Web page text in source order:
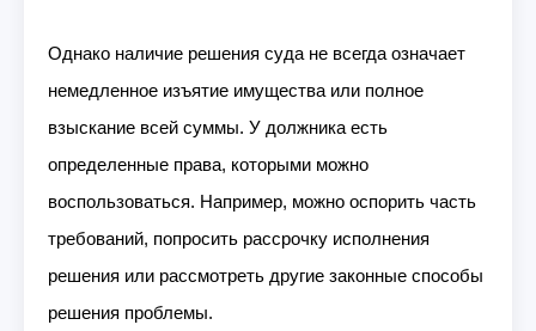
Однако наличие решения суда не всегда означает
немедленное изъятие имущества или полное
взыскание всей суммы. У должника есть
определенные права, которыми можно
воспользоваться. Например, можно оспорить часть
требований, попросить рассрочку исполнения
решения или рассмотреть другие законные способы
решения проблемы.